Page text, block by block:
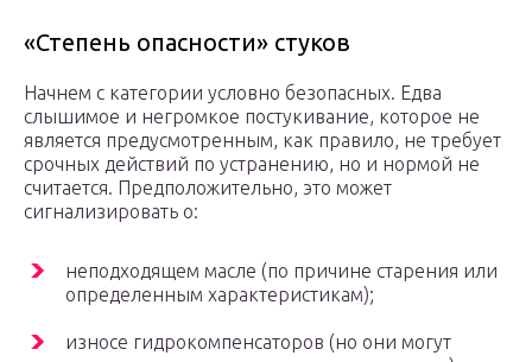
«Степень опасности» стуков
Начнем с категории условно безопасных. Едва
слышимое и негромкое постукивание, которое не
является предусмотренным, как правило, не требует
срочных действий по устранению, но и нормой не
считается. Предположительно, это может
сигнализировать о:
неподходящем масле (по причине старения или
определенным характеристикам);
износе гидрокомпенсаторов (но они могут